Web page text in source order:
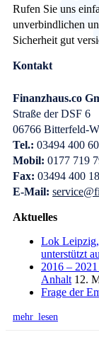
Rufen Sie uns
unverbindlichen
Sicherheit gut
Kontakt
Finanzhaus.co
Straße der DSF 6
06766 Bitterfeld-
Tel.: 03494 400
Mobil: 0177 719
Fax: 03494 400
E-Mail:
Aktuelles
Lok Leipzig,
unterstützt
2016 –
Anhalt 12.
Frage der
mehr lesen